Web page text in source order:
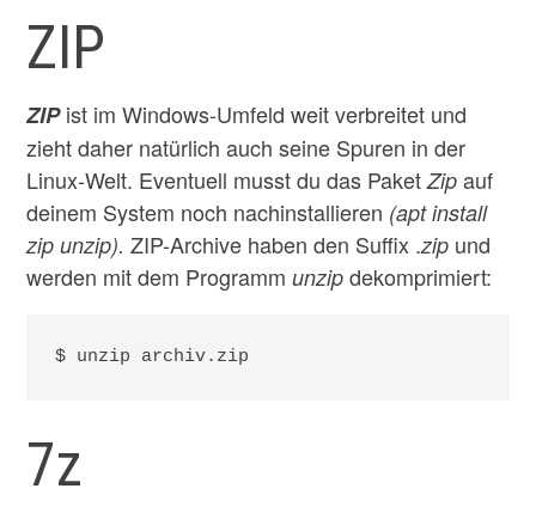
ZIP
ZIPist im Windows-Umfeld weit verbreitet und
zieht daher natürlich auch seine Spuren in der
Linux-Welt. Eventuell musst du das PaketZip auf
deinem System noch nachinstallieren (apt install
zip unzip).ZIP-Archive haben den Suffix .zip und
werden mit dem Programmunzip dekomprimiert:
$ unzip archiv.zip
7z